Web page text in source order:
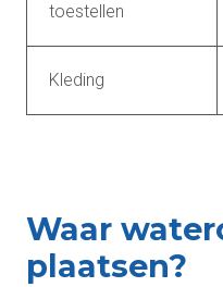
toestellen
Kleding
Waar
plaatsen?